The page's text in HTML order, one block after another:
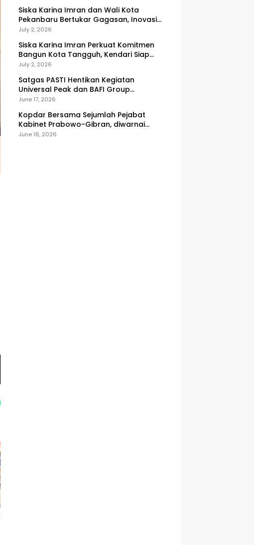
Siska Karina Imran dan Wali Kota
Pekanbaru Bertukar Gagasan, Inovasi
Peningkatan PAD Jadi Fokus Diskusi
July 2, 2026
Siska Karina Imran Perkuat Komitmen
Bangun Kota Tangguh, Kendari Siap
Hadapi Tantangan Pangan dan
July 2, 2026
Satgas PASTI Hentikan Kegiatan
Universal Peak dan BAFI Group
Indonesia
June 17, 2026
Kopdar Bersama Sejumlah Pejabat
Kabinet Prabowo-Gibran, diwarnai
Kericuhan
June 16, 2026